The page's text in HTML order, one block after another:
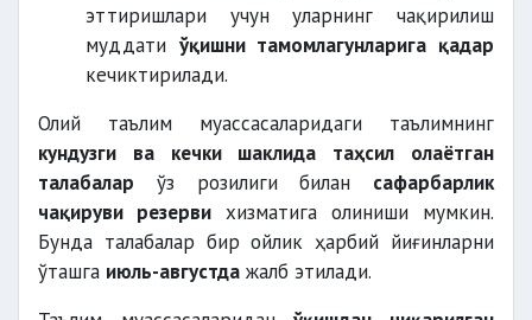
эттиришлари учун уларнинг чақирилиш
муддати ўқишни тамомлагунларига қадар
кечиктирилади.
Олий таълим муассасаларидаги таълимнинг
кундузги ва кечки шаклида таҳсил олаётган
талабалар ўз розилиги билан сафарбарлик
чақируви резерви хизматига олиниши мумкин.
Бунда талабалар бир ойлик ҳарбий йиғинларни
ўташга июль-августда жалб этилади.